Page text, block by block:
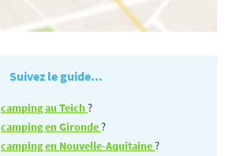
Suivez le guide...
camping au Teich?
camping en Gironde?
camping en Nouvelle-Aquitaine?